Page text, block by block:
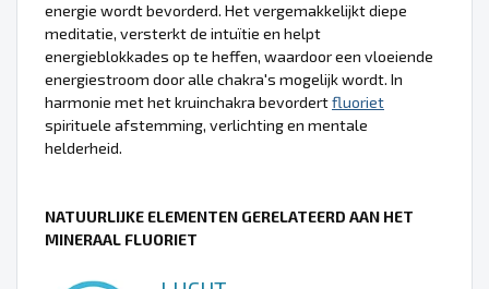
energie wordt bevorderd. Het vergemakkelijkt diepe
meditatie, versterkt de intuïtie en helpt
energieblokkades op te heffen, waardoor een vloeiende
energiestroom door alle chakra's mogelijk wordt. In
harmonie met het kruinchakra bevordertfluoriet
spirituele afstemming, verlichting en mentale
helderheid.
NATUURLIJKE ELEMENTEN GERELATEERD AAN HET
MINERAAL FLUORIET